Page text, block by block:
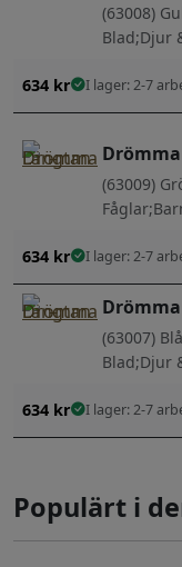
(63008)
Blad;Djur
634 kr I lager: 2-7
(63009)
634 kr I lager: 2-7
(63007)
Blad;Djur
634 kr I lager: 2-7
Populärt i